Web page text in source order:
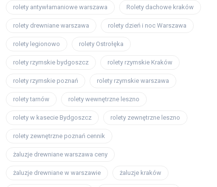
rolety antywłamaniowe warszawa Rolety dachowe kraków
rolety drewniane warszawa rolety dzień i noc Warszawa
rolety legionowo rolety Ostrołęka
rolety rzymskie bydgoszcz rolety rzymskie Kraków
rolety rzymskie poznań rolety rzymskie warszawa
rolety tarnów rolety wewnętrzne leszno
rolety w kasecie Bydgoszcz rolety zewnętrzne leszno
rolety zewnętrzne poznań cennik
żaluzje drewniane warszawa ceny
żaluzje drewniane w warszawie żaluzje kraków